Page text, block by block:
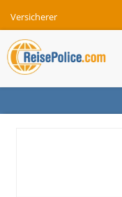
Versicherer